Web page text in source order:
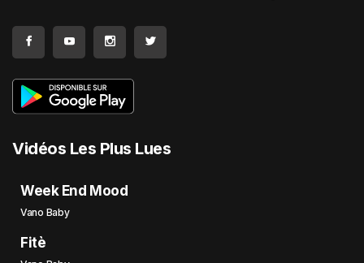
Vidéos Les Plus Lues
Week End Mood
Vano Baby
Fitè